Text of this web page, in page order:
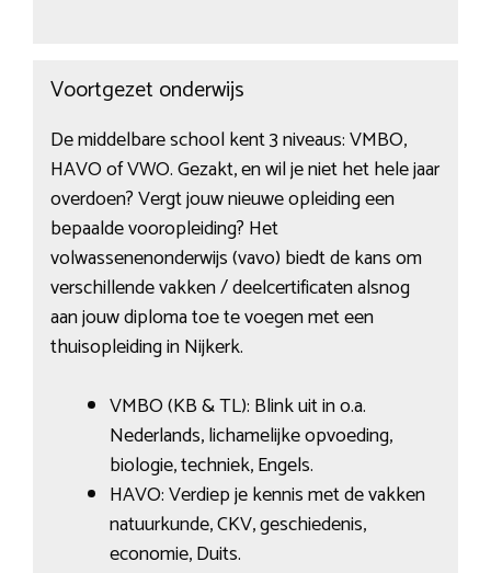
Voortgezet onderwijs
De middelbare school kent 3 niveaus: VMBO,
HAVO of VWO. Gezakt, en wil je niet het hele jaar
overdoen? Vergt jouw nieuwe opleiding een
bepaalde vooropleiding? Het
volwassenenonderwijs (vavo) biedt de kans om
verschillende vakken / deelcertificaten alsnog
aan jouw diploma toe te voegen met een
thuisopleiding in Nijkerk.
VMBO (KB & TL): Blink uit in o.a.
Nederlands, lichamelijke opvoeding,
biologie, techniek, Engels.
HAVO: Verdiep je kennis met de vakken
natuurkunde, CKV, geschiedenis,
economie, Duits.